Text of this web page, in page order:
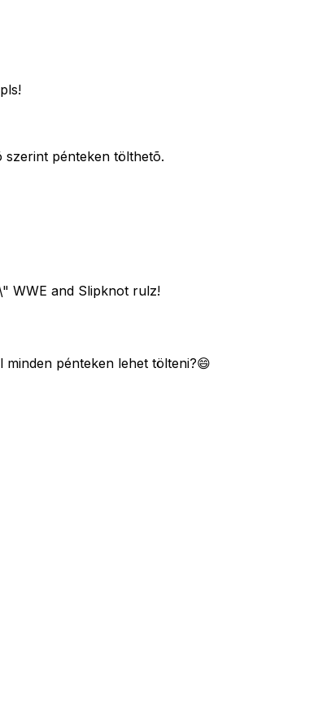
pénteken tölthetõ.
WWE and Slipknot rulz!
pénteken lehet tölteni?😄